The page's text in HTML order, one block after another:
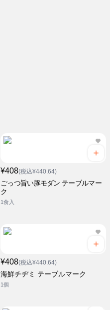
¥408(税込¥440.64)
ごっつ旨い豚モダン テーブルマー
ク
1食入
¥408(税込¥440.64)
海鮮チヂミ テーブルマーク
1個